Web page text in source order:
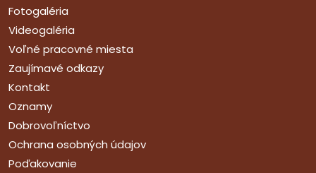
Fotogaléria
Videogaléria
Voľné pracovné miesta
Zaujímavé odkazy
Kontakt
Oznamy
Dobrovoľníctvo
Ochrana osobných údajov
Poďakovanie